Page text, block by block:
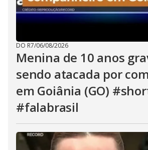
DO R7/06/08/2026
Menina de 10 anos
sendo atacada por
em Goiânia (GO)
#falabrasil